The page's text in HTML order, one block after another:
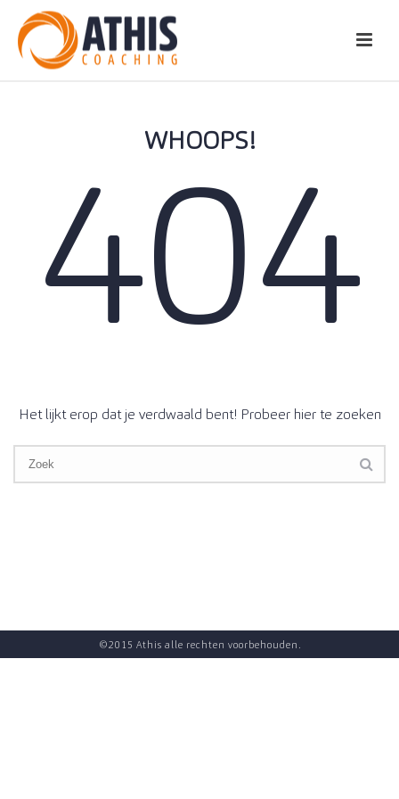
WHOOPS!
404
Het lijkt erop dat je verdwaald bent! Probeer hier te zoeken
©2015 Athis alle rechten voorbehouden.